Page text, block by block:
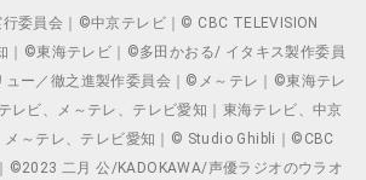
委員会｜©中京テレビ｜© CBC TELEVISION
｜©東海テレビ｜©多田かおる/ イタキス製作委員
ー／徹之進製作委員会｜©メ～テレ｜©東海テレ
レビ、メ～テレ、テレビ愛知｜東海テレビ、中京
メ～テレ、テレビ愛知｜© Studio Ghibli｜©CBC
©2023 二月 公/KADOKAWA/声優ラジオのウラオ